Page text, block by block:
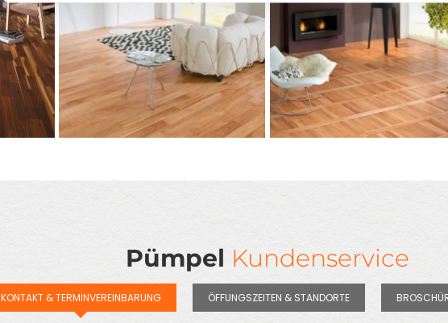
Pümpel Kundenservice
KONTAKT & TERMINVEREINBARUNG ÖFFUNGSZEITEN & STANDORTE